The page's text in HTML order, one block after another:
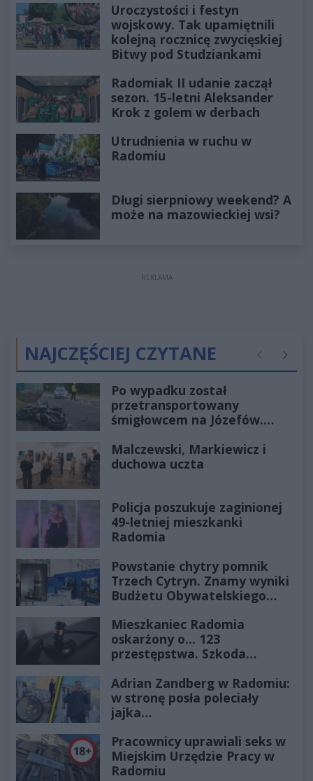
Uroczystości i festyn
wojskowy. Tak upamiętnili
kolejną rocznicę zwycięskiej
Bitwy pod Studziankami
Radomiak II udanie zaczął
sezon. 15-letni Aleksander
Krok z golem w derbach
Utrudnienia w ruchu w
Radomiu
Długi sierpniowy weekend? A
może na mazowieckiej wsi?
REKLAMA
NAJCZĘŚCIEJ CZYTANE Poprzednie
Po wypadku został
przetransportowany
śmigłowcem na Józefów.
Malczewski, Markiewicz i
duchowa uczta
Policja poszukuje zaginionej
49-letniej mieszkanki
Radomia
Powstanie chytry pomnik
Trzech Cytryn. Znamy wyniki
Budżetu Obywatelskiego
Mieszkaniec Radomia
oskarżony o... 123
przestępstwa. Szkoda
złotych
Adrian Zandberg w Radomiu:
w stronę posła poleciały
jajka…
Pracownicy uprawiali seks w
Miejskim Urzędzie Pracy w
Radomiu